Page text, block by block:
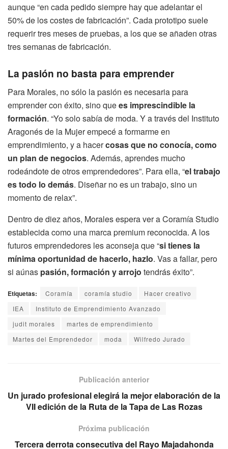
aunque “en cada pedido siempre hay que adelantar el
50% de los costes de fabricación”. Cada prototipo suele
requerir tres meses de pruebas, a los que se añaden otras
tres semanas de fabricación.
La pasión no basta para emprender
Para Morales, no sólo la pasión es necesaria para
emprender con éxito, sino quees imprescindible la
formación. “Yo solo sabía de moda. Y a través del Instituto
Aragonés de la Mujer empecé a formarme en
emprendimiento, y a hacercosas que no conocía, como
un plan de negocios. Además, aprendes mucho
rodeándote de otros emprendedores”. Para ella, “el trabajo
es todo lo demás. Diseñar no es un trabajo, sino un
momento de relax”.
Dentro de diez años, Morales espera ver a Coramía Studio
establecida como una marca premium reconocida. A los
futuros emprendedores les aconseja que “si tienes la
mínima oportunidad de hacerlo, hazlo. Vas a fallar, pero
si aúnas pasión, formación y arrojo tendrás éxito”.
Etiquetas: Coramía coramía studio
Hacer creativo
IEA
Instituto de Emprendimiento Avanzado
judit morales
martes de emprendimiento
Martes del Emprendedor
moda Wilfredo Jurado
Publicación anterior
Un jurado profesional elegirá la mejor elaboración de la
VII edición de la Ruta de la Tapa de Las Rozas
Próxima publicación
Tercera derrota consecutiva del Rayo Majadahonda